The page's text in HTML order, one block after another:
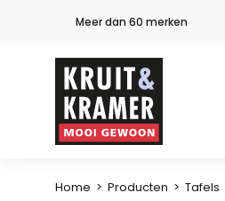
Meer dan 60 merken
Home > Producten > Tafels